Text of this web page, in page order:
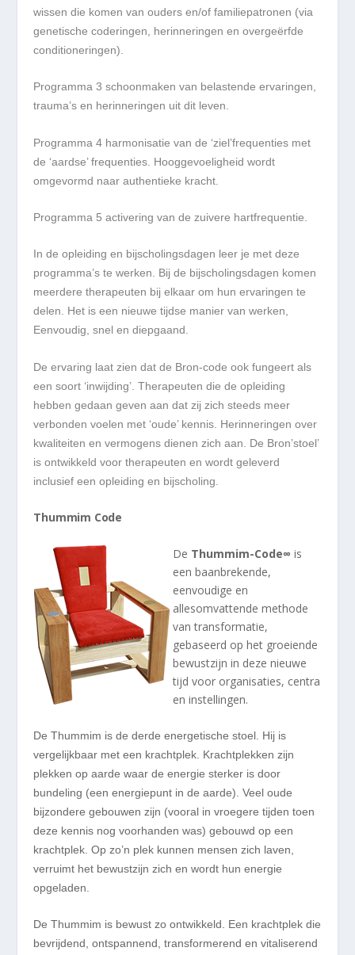
wissen die komen van ouders en/of familiepatronen (via
genetische coderingen, herinneringen en overgeërfde
conditioneringen).
Programma 3 schoonmaken van belastende ervaringen,
trauma’s en herinneringen uit dit leven.
Programma 4 harmonisatie van de ‘ziel’frequenties met
de ‘aardse’ frequenties. Hooggevoeligheid wordt
omgevormd naar authentieke kracht.
Programma 5 activering van de zuivere hartfrequentie.
In de opleiding en bijscholingsdagen leer je met deze
programma’s te werken. Bij de bijscholingsdagen komen
meerdere therapeuten bij elkaar om hun ervaringen te
delen. Het is een nieuwe tijdse manier van werken,
Eenvoudig, snel en diepgaand.
De ervaring laat zien dat de Bron-code ook fungeert als
een soort ‘inwijding’. Therapeuten die de opleiding
hebben gedaan geven aan dat zij zich steeds meer
verbonden voelen met ‘oude’ kennis. Herinneringen over
kwaliteiten en vermogens dienen zich aan. De Bron’stoel’
is ontwikkeld voor therapeuten en wordt geleverd
inclusief een opleiding en bijscholing.
Thummim Code
De Thummim-Code∞is
een baanbrekende,
eenvoudige en
allesomvattende methode
van transformatie,
gebaseerd op het groeiende
bewustzijn in deze nieuwe
tijd voor organisaties, centra
en instellingen.
De Thummim is de derde energetische stoel. Hij is
vergelijkbaar met een krachtplek. Krachtplekken zijn
plekken op aarde waar de energie sterker is door
bundeling (een energiepunt in de aarde). Veel oude
bijzondere gebouwen zijn (vooral in vroegere tijden toen
deze kennis nog voorhanden was) gebouwd op een
krachtplek. Op zo’n plek kunnen mensen zich laven,
verruimt het bewustzijn zich en wordt hun energie
opgeladen.
De Thummim is bewust zo ontwikkeld. Een krachtplek die
bevrijdend, ontspannend, transformerend en vitaliserend